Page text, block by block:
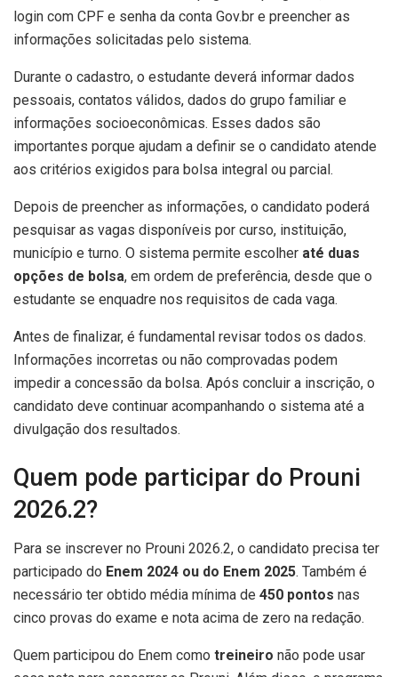
login com CPF e senha da conta Gov.br e preencher as
informações solicitadas pelo sistema.
Durante o cadastro, o estudante deverá informar dados
pessoais, contatos válidos, dados do grupo familiar e
informações socioeconômicas. Esses dados são
importantes porque ajudam a definir se o candidato atende
aos critérios exigidos para bolsa integral ou parcial.
Depois de preencher as informações, o candidato poderá
pesquisar as vagas disponíveis por curso, instituição,
município e turno. O sistema permite escolher até duas
opções de bolsa, em ordem de preferência, desde que o
estudante se enquadre nos requisitos de cada vaga.
Antes de finalizar, é fundamental revisar todos os dados.
Informações incorretas ou não comprovadas podem
impedir a concessão da bolsa. Após concluir a inscrição, o
candidato deve continuar acompanhando o sistema até a
divulgação dos resultados.
Quem pode participar do Prouni
2026.2?
Para se inscrever no Prouni 2026.2, o candidato precisa ter
participado do Enem 2024 ou do Enem 2025. Também é
necessário ter obtido média mínima de 450 pontos nas
cinco provas do exame e nota acima de zero na redação.
Quem participou do Enem como treineiro não pode usar